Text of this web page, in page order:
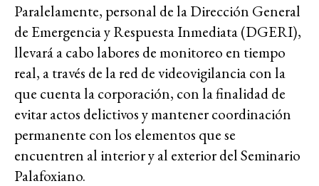
Paralelamente, personal de la Dirección General
de Emergencia y Respuesta Inmediata (DGERI),
llevará a cabo labores de monitoreo en tiempo
real, a través de la red de videovigilancia con la
que cuenta la corporación, con la finalidad de
evitar actos delictivos y mantener coordinación
permanente con los elementos que se
encuentren al interior y al exterior del Seminario
Palafoxiano.